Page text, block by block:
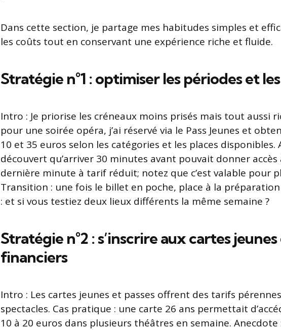
Dans cette section, je partage mes habitudes simples et
les coûts tout en conservant une expérience riche et fluide.
Stratégie n°1 : optimiser les périodes et
Intro : Je priorise les créneaux moins prisés mais tout aussi
pour une soirée opéra, j’ai réservé via le Pass Jeunes et
10 et 35 euros selon les catégories et les places disponibles.
découvert qu’arriver 30 minutes avant pouvait donner accès
dernière minute à tarif réduit; notez que c’est valable pour
Transition : une fois le billet en poche, place à la
: et si vous testiez deux lieux différents la même semaine ?
Stratégie n°2 : s’inscrire aux cartes
financiers
Intro : Les cartes jeunes et passes offrent des tarifs
spectacles. Cas pratique : une carte 26 ans permettait
10 à 20 euros dans plusieurs théâtres en semaine. Anecdote